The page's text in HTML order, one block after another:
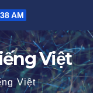
AM
Việt
Việt